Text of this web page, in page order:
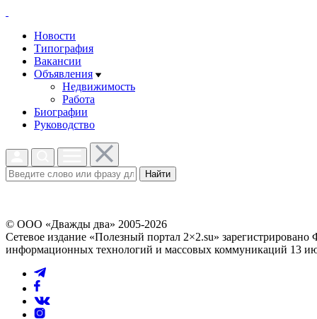
Новости
Типография
Вакансии
Объявления
Недвижимость
Работа
Биографии
Руководство
Найти
© ООО «Дважды два» 2005-2026
Сетевое издание «Полезный портал 2×2.su»
информационных технологий и массовых коммуникаций 13